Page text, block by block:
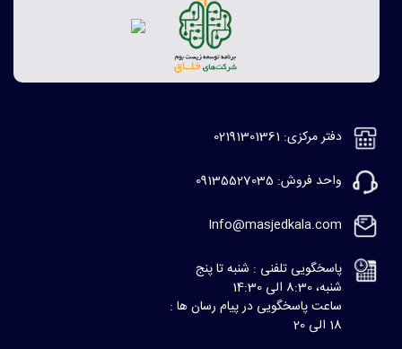
دفتر مرکزی: 02191301361
واحد فروش: 09135527035
Info@masjedkala.com
پاسخگویی تلفنی : شنبه تا پنج
شنبه، 8:30 الی 14:30
ساعت پاسخگویی در پیام رسان ها :
18 الی 20